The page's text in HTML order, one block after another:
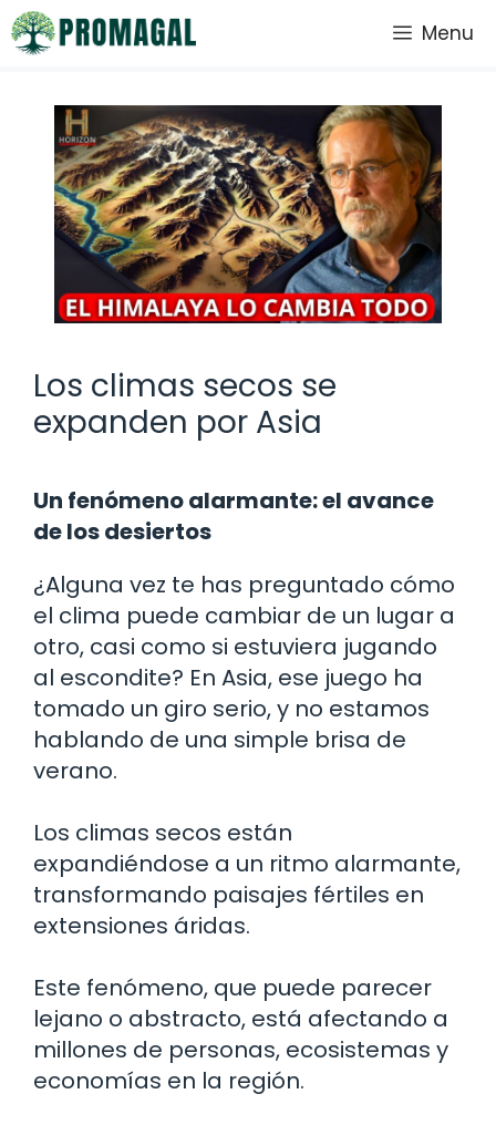
Saltar
al
Menu
Los climas secos se
expanden por Asia
Un fenómeno alarmante: el avance
de los desiertos
¿Alguna vez te has preguntado cómo
el clima puede cambiar de un lugar a
otro, casi como si estuviera jugando
al escondite? En Asia, ese juego ha
tomado un giro serio, y no estamos
hablando de una simple brisa de
verano.
Los climas secos están
expandiéndose a un ritmo alarmante,
transformando paisajes fértiles en
extensiones áridas.
Este fenómeno, que puede parecer
lejano o abstracto, está afectando a
millones de personas, ecosistemas y
economías en la región.